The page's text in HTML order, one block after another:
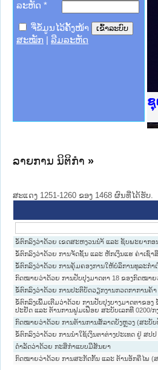
ລະຫັດ *
ຈື່ຂໍ້ມູນໄວ້ຄັ້ງໜ້າ
ສະໝັກ
ລືມລະຫັດ
ເ
ກ
ຊຸ
ກ
ຝຶ
ຝຶ
ເ
ເ
ຍົ
ຊຸ
ລາຍການ ນິຕິກໍາ »
ສະແດງ 1251-1260 ຂອງ 1468 ຜົນທີ່ໄດ້ຮັບ.
ຂໍ້ຕົກລົງວ່າດ້ວຍ ເຂດສະຫງວນນຳ້ ແລະ ຊັບພະຍາກອ
ຂໍ້ຕົກລົງວ່າດ້ວຍ ການຈັດຊັ້ນ ແລະ ຫັກເງິນແຮ ຄ່າເຊົ່າ
ຂໍ້ຕົກລົງວ່າດ້ວຍ ການຄຸ້ມຄອງການໃຫ້ບໍລິການທຸລະກຳ
ກົດໝາຍວ່າດ້ວຍ ການປັບປຸງມາດຕາ 18 ຂອງກົດໝາຍ
ຂໍ້ຕົກລົງວ່າດ້ວຍ ການປະຕິບັດວຽກງານກວດກາການຄ້າ
ຂໍ້ຕົກລົງເພີ້ມເຕີມວ່າດ້ວຍ ການປັບປຸງບາງມາດຕາຂອ
ປະຢັດ ແລະ ຕ້ານການຟູມເຟືອຍ ສະບັບເລກທີ 0200/ກ
ກົດໝາຍວ່າດ້ວຍ ການຕ້ານການສໍ້ລາດບັງຫຼວງ (ສະບັບ
ຂໍ້ຕົກລົງວ່າດ້ວຍ ການນຳໃຊ້ເງິນຕາຕ່າງປະເທດ ຢູ່ ສປປ
ດຳລັດວ່າດ້ວຍ ກະສິກຳແບບມີສັນຍາ
ກົດໝາຍວ່າດ້ວຍ ການສະກັດກັ້ນ ແລະ ຕ້ານອັກຄີໄພ (